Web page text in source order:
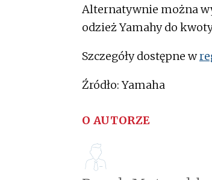
Alternatywnie można
odzież Yamahy do kwoty
Szczegóły dostępne w
Źródło: Yamaha
O AUTORZE